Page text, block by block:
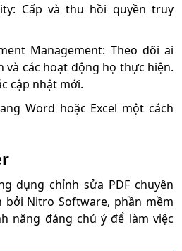
Cấp và thu hồi quyền truy
Management: Theo dõi ai
và các hoạt động họ thực hiện.
cập nhật mới.
Word hoặc Excel một cách
dụng chỉnh sửa PDF chuyên
Nitro Software, phần mềm
năng đáng chú ý để làm việc